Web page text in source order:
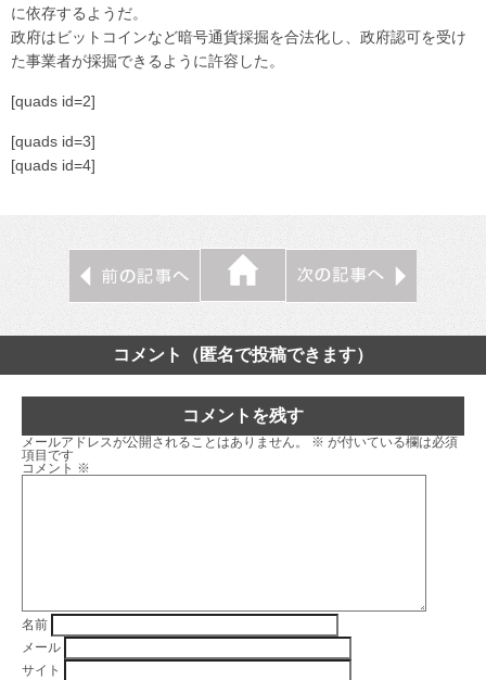
に依存するようだ。
政府はビットコインなど暗号通貨採掘を合法化し、政府認可を受け
た事業者が採掘できるように許容した。
[quads id=2]
[quads id=3]
[quads id=4]
コメント（匿名で投稿できます）
コメントを残す
メールアドレスが公開されることはありません。 ※ が付いている欄は必須
項目です
コメント ※
名前
メール
サイト